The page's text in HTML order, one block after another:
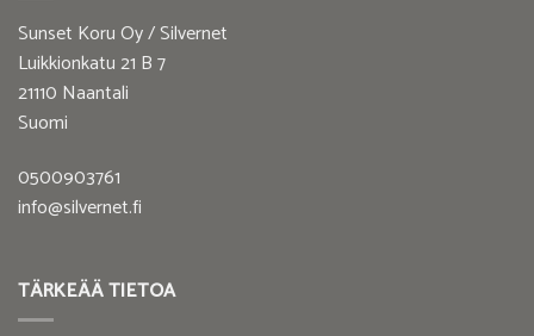
Sunset Koru Oy / Silvernet
Luikkionkatu 21 B 7
21110 Naantali
Suomi
0500903761
info@silvernet.fi
TÄRKEÄÄ TIETOA